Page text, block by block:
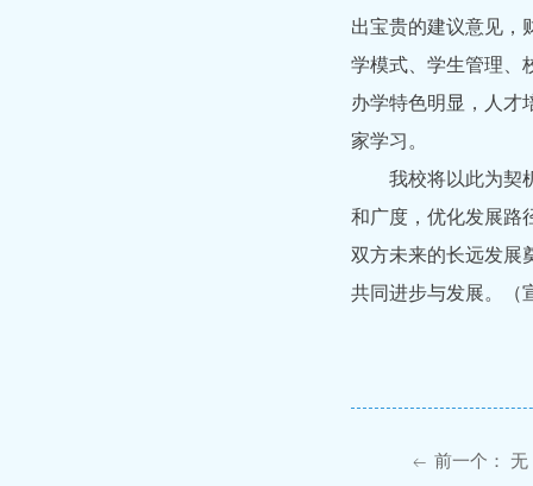
出宝贵的建议意见，
学模式、学生管理、
办学特色明显，人才
家学习。
我校将以此为契
和广度，优化发展路
双方未来的长远发展
共同进步与发展。（
ꂃ 前一个： 无